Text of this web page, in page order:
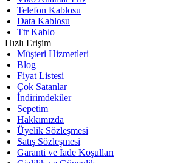
Telefon Kablosu
Data Kablosu
Ttr Kablo
Hızlı Erişim
Müşteri Hizmetleri
Blog
Fiyat Listesi
Çok Satanlar
İndirimdekiler
Sepetim
Hakkımızda
Üyelik Sözleşmesi
Satış Sözleşmesi
Garanti ve İade Koşulları